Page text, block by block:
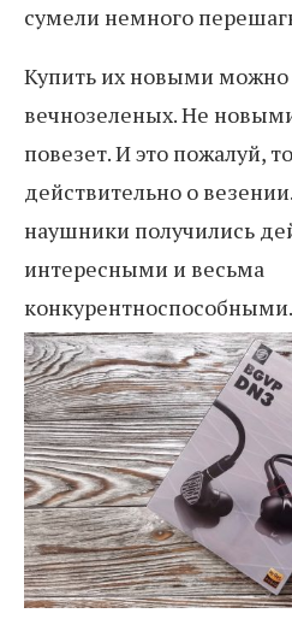
сумели немного
Купить их новыми можно
вечнозеленых. Не
повезет. И это пожалуй,
действительно о
наушники получились
интересными и весьма
конкурентноспособными.